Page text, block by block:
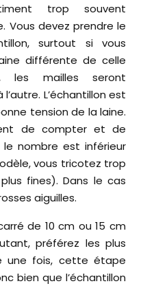
trop souvent
Vous devez prendre le
surtout si vous
différente de celle
les mailles seront
L’échantillon est
tension de la laine.
de compter et de
le nombre est inférieur
vous tricotez trop
fines). Dans le cas
aiguilles.
de 10 cm ou 15 cm
préférez les plus
une fois, cette étape
bien que l’échantillon